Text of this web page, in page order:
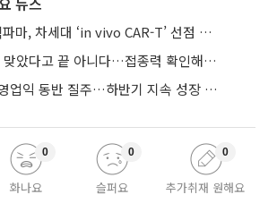
J&J도 참전…빅파마, 차세대 ‘in vivo CAR-T’ 선점 경쟁 본격화
“폐렴구균 백신, 맞았다고 끝 아니다…접종력 확인해야”
셀트리온, 매출·영업익 동반 질주…하반기 지속 성장 전망에 주목
화나요
0
슬퍼요
0
추가취재 원해요
0